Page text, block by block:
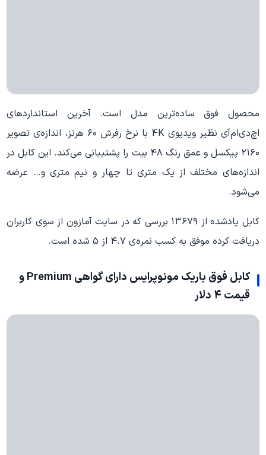
محصول فوق ساده‌ترین مدل است. آخرین استانداردهای
اچ‌دی‌ام‌آی نظیر ویدیوی 4K با نرخ رفرش ۶۰ هرتز، اندازه‌ی تصویر
۲۱۶۰ پیکسل و عمق رنگ ۴۸ بیت را پشتیبانی می‌کند. این کابل در
اندازه‌های مختلف از یک متری تا چهار و نیم متری و… عرضه
می‌شود.
کابل یادشده از ۱۳۶۷۹ بررسی که در سایت آمازون از سوی کاربران
دریافت کرده موفق به کسب نمره‌ی ۴.۷ از ۵ شده است.
کابل فوق باریک مونوپرایس دارای گواهی Premium و
قیمت ۴ دلار